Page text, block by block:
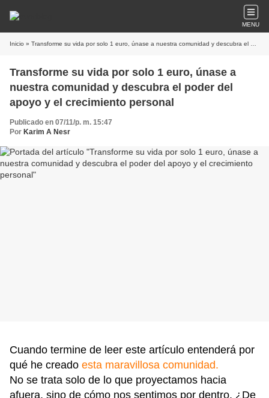
MENU
Inicio » Transforme su vida por solo 1 euro, únase a nuestra comunidad y descubra el poder del apoyo y el crecimiento personal
Transforme su vida por solo 1 euro, únase a
nuestra comunidad y descubra el poder del
apoyo y el crecimiento personal
Publicado en 07/11/p. m. 15:47
Por Karim A Nesr
Cuando termine de leer este artículo entenderá por
qué he creado esta maravillosa comunidad.
No se trata solo de lo que proyectamos hacia
afuera, sino de cómo nos sentimos por dentro. ¿De